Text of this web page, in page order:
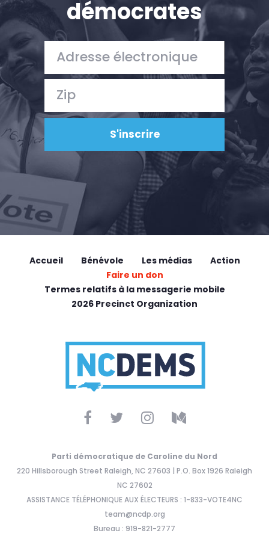
démocrates
Accueil Bénévole Les médias
Action
Faire un don
Termes relatifs à la messagerie mobile
2026 Precinct Organization
Parti démocratique de Caroline du Nord
220 Hillsborough Street Raleigh, NC 27603 | P.O. Box 1926 Raleigh
NC 27602
ASSISTANCE TÉLÉPHONIQUE AUX ÉLECTEURS : 1-833-VOTE4NC
team@ncdp.org
Bureau : 919-821-2777